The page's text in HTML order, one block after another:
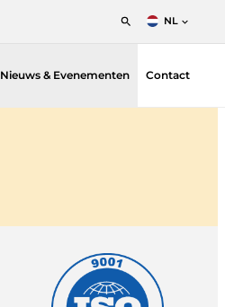
NL
Nederlands
Nieuws & Evenementen Contact